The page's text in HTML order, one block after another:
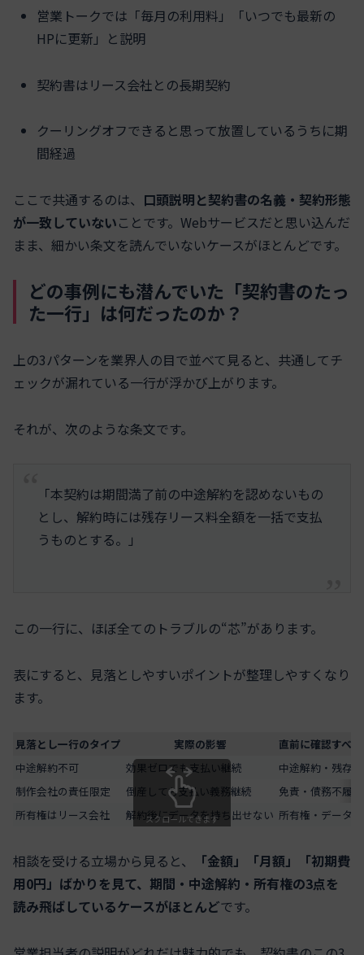
営業トークでは「毎月の利用料」「いつでも最新の
HPに更新」と説明
契約書はリース会社との長期契約
クーリングオフできると思って放置しているうちに期
間経過
ここで共通するのは、 口頭説明と契約書の名義・契約形態
が一致していないことです。Webサービスだと思い込んだ
まま、細かい条文を読んでいないケースがほとんどです。
どの事例にも潜んでいた「契約書のたっ
た一行」は何だったのか？
上の3パターンを業界人の目で並べて見ると、共通してチ
ェックが漏れている一行が浮かび上がります。
それが、次のような条文です。
「本契約は期間満了前の中途解約を認めないもの
とし、解約時には残存リース料全額を一括で支払
うものとする。」
この一行に、ほぼ全てのトラブルの“芯”があります。
表にすると、見落としやすいポイントが整理しやすくなり
ます。
見落とし一行のタイプ 実際の影響
直前に確認すべ
中途解約不可
効果ゼロでも支払い継続
中途解約・残存
制作会社の責任限定
倒産しても支払い義務継続
免責・債務不履行
所有権はリース会社
解約後にデータを持ち出せない 所有権・データ
スクロールできます
相談を受ける立場から見ると、
「金額」「月額」「初期費
用0円」ばかりを見て、期間・中途解約・所有権の3点を
読み飛ばしているケースがほとんどです。